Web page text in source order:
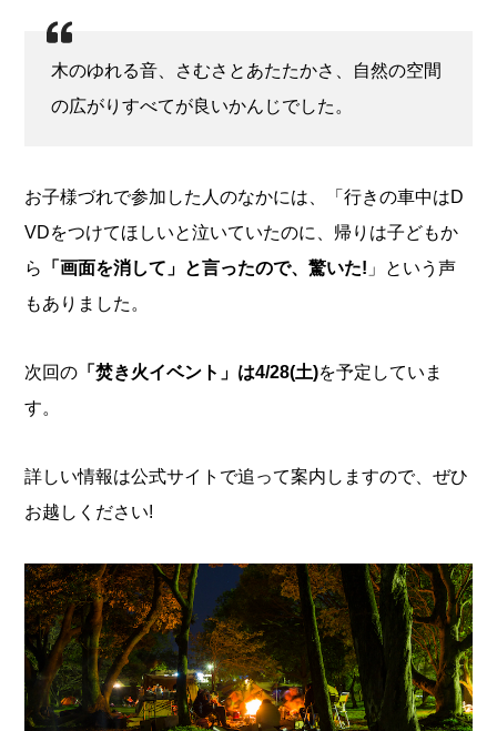
木のゆれる音、さむさとあたたかさ、自然の空間
の広がりすべてが良いかんじでした。
お子様づれで参加した人のなかには、「行きの車中はD
VDをつけてほしいと泣いていたのに、帰りは子どもか
ら
「画面を消して」と言ったので、驚いた! 」という声
もありました。
次回の 「焚き火イベント」は4/28(土)を予定していま
す。
詳しい情報は公式サイトで追って案内しますので、ぜひ
お越しください!